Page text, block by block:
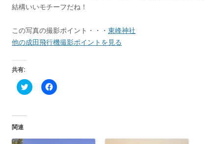
結構いいモチーフだね！
この写真の撮影ポイント・・・ 東峰神社
他の成田飛行機撮影ポイントを見る
共有:
ク
リ
i
F
a
で
関連